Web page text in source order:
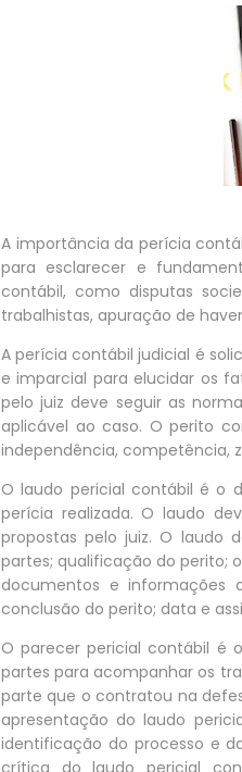
A importância da perícia
para esclarecer e
contábil, como disputas
trabalhistas, apuração de
A perícia contábil judicial é
e imparcial para elucidar os
pelo juiz deve seguir as
aplicável ao caso. O perito
independência, competência,
O laudo pericial contábil é o
perícia realizada. O laudo
propostas pelo juiz. O laudo
partes; qualificação do perito;
documentos e informações
conclusão do perito; data e
O parecer pericial contábil é
partes para acompanhar os
parte que o contratou na
apresentação do laudo
identificação do processo e
crítica do laudo pericial